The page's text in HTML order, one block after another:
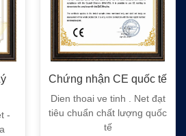
-
Chứng nhận CE quốc tế
Dien thoai ve tinh . Net đạt
tiêu chuẩn chất lượng quốc
tế